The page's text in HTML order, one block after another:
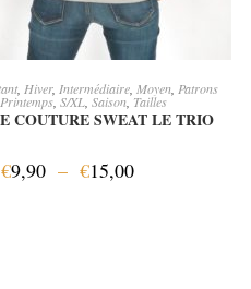
DES OPTIONS
Hiver, Intermédiaire Moyen Patrons
Printemps, S/XL, Saison,Tailles
COUTURE SWEAT LE TRIO
€9,90 – €15,00